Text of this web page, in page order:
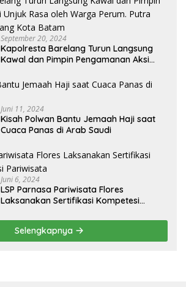
September 20, 2024
Kapolresta Barelang Turun Langsung
Kawal dan Pimpin Pengamanan Aksi
Jaya Tanjung Uncang Kota Batam
Juni 11, 2024
Kisah Polwan Bantu Jemaah Haji saat
Cuaca Panas di Arab Saudi
Juni 6, 2024
LSP Parnasa Pariwisata Flores
Laksanakan Sertifikasi Kompetesi
Selengkapnya